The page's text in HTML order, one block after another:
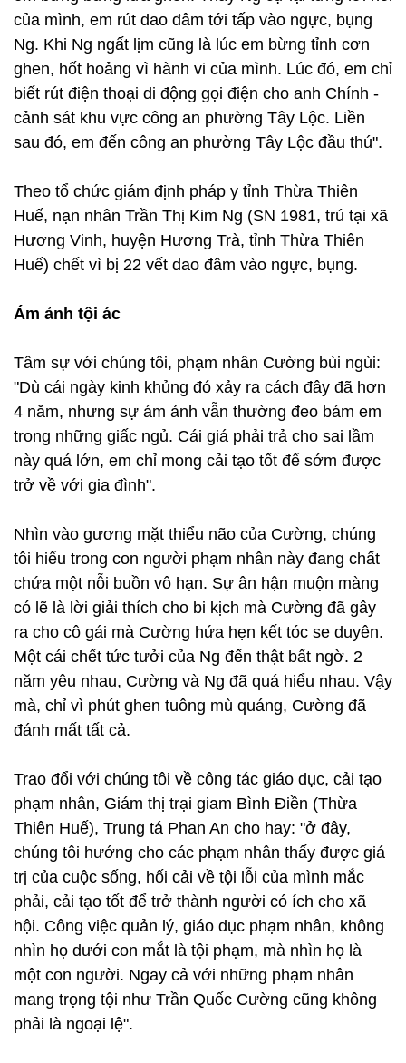
của mình, em rút dao đâm tới tấp vào ngực, bụng
Ng. Khi Ng ngất lịm cũng là lúc em bừng tỉnh cơn
ghen, hốt hoảng vì hành vi của mình. Lúc đó, em chỉ
biết rút điện thoại di động gọi điện cho anh Chính -
cảnh sát khu vực công an phường Tây Lộc. Liền
sau đó, em đến công an phường Tây Lộc đầu thú".
Theo tổ chức giám định pháp y tỉnh Thừa Thiên
Huế, nạn nhân Trần Thị Kim Ng (SN 1981, trú tại xã
Hương Vinh, huyện Hương Trà, tỉnh Thừa Thiên
Huế) chết vì bị 22 vết dao đâm vào ngực, bụng.
Ám ảnh tội ác
Tâm sự với chúng tôi, phạm nhân Cường bùi ngùi:
"Dù cái ngày kinh khủng đó xảy ra cách đây đã hơn
4 năm, nhưng sự ám ảnh vẫn thường đeo bám em
trong những giấc ngủ. Cái giá phải trả cho sai lầm
này quá lớn, em chỉ mong cải tạo tốt để sớm được
trở về với gia đình".
Nhìn vào gương mặt thiểu não của Cường, chúng
tôi hiểu trong con người phạm nhân này đang chất
chứa một nỗi buồn vô hạn. Sự ân hận muộn màng
có lẽ là lời giải thích cho bi kịch mà Cường đã gây
ra cho cô gái mà Cường hứa hẹn kết tóc se duyên.
Một cái chết tức tưởi của Ng đến thật bất ngờ. 2
năm yêu nhau, Cường và Ng đã quá hiểu nhau. Vậy
mà, chỉ vì phút ghen tuông mù quáng, Cường đã
đánh mất tất cả.
Trao đổi với chúng tôi về công tác giáo dục, cải tạo
phạm nhân, Giám thị trại giam Bình Điền (Thừa
Thiên Huế), Trung tá Phan An cho hay: "ở đây,
chúng tôi hướng cho các phạm nhân thấy được giá
trị của cuộc sống, hối cải về tội lỗi của mình mắc
phải, cải tạo tốt để trở thành người có ích cho xã
hội. Công việc quản lý, giáo dục phạm nhân, không
nhìn họ dưới con mắt là tội phạm, mà nhìn họ là
một con người. Ngay cả với những phạm nhân
mang trọng tội như Trần Quốc Cường cũng không
phải là ngoại lệ".